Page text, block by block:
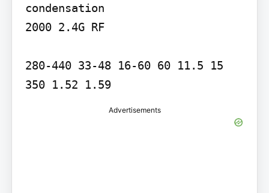
condensation
2000 2.4G RF
280-440 33-48 16-60 60 11.5 15
350 1.52 1.59
Advertisements